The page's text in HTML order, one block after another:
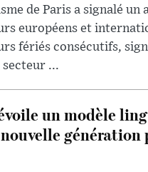
de Paris a signalé un
européens et
fériés consécutifs,
...
un modèle
génération